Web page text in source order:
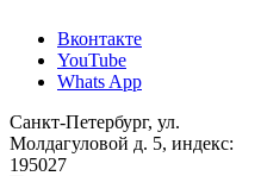
Вконтакте
YouTube
Whats App
Санкт-Петербург, ул.
Молдагуловой д. 5, индекс:
195027